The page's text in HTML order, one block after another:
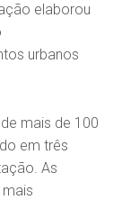
elaborou
urbanos
mais de 100
em três
As